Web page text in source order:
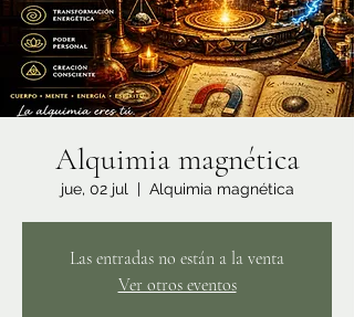
Alquimia magnética
jue, 02 jul
  |
Alquimia magnética
Las entradas no están a la venta
Ver otros eventos